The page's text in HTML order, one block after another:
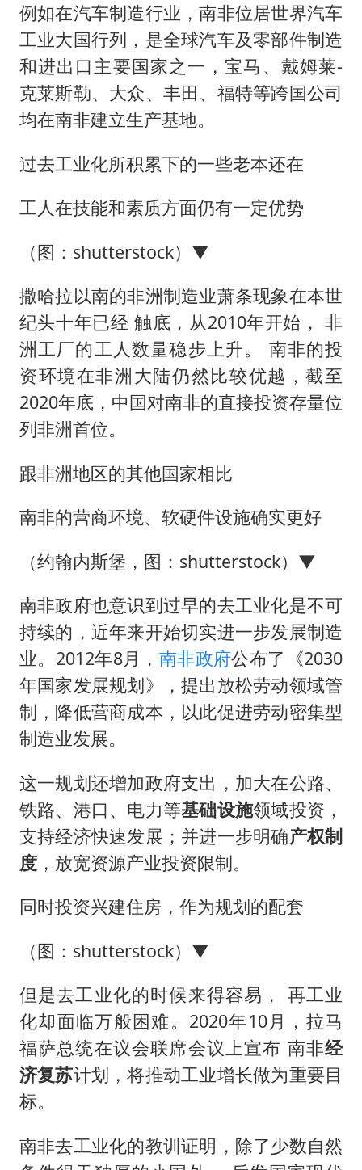
例如在汽车制造行业，南非位居世界汽车
工业大国行列，是全球汽车及零部件制造
和进出口主要国家之一，宝马、戴姆莱-
克莱斯勒、大众、丰田、福特等跨国公司
均在南非建立生产基地。
过去工业化所积累下的一些老本还在
工人在技能和素质方面仍有一定优势
（图：shutterstock）▼
撒哈拉以南的非洲制造业萧条现象在本世
纪头十年已经 触底，从2010年开始， 非
洲工厂的工人数量稳步上升。 南非的投
资环境在非洲大陆仍然比较优越，截至
2020年底，中国对南非的直接投资存量位
列非洲首位。
跟非洲地区的其他国家相比
南非的营商环境、软硬件设施确实更好
（约翰内斯堡，图：shutterstock）▼
南非政府也意识到过早的去工业化是不可
持续的，近年来开始切实进一步发展制造
业。2012年8月， 南非政府公布了《2030
年国家发展规划》，提出放松劳动领域管
制，降低营商成本，以此促进劳动密集型
制造业发展。
这一规划还增加政府支出，加大在公路、
铁路、港口、电力等基础设施领域投资，
支持经济快速发展；并进一步明确产权制
度，放宽资源产业投资限制。
同时投资兴建住房，作为规划的配套
（图：shutterstock）▼
但是去工业化的时候来得容易， 再工业
化却面临万般困难。2020年10月，拉马
福萨总统在议会联席会议上宣布 南非经
济复苏计划，将推动工业增长做为重要目
标。
南非去工业化的教训证明，除了少数自然